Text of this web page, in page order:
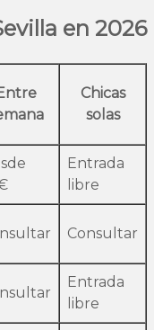
en 2026
Chicas
solas
Entrada
libre
Consultar
Entrada
libre